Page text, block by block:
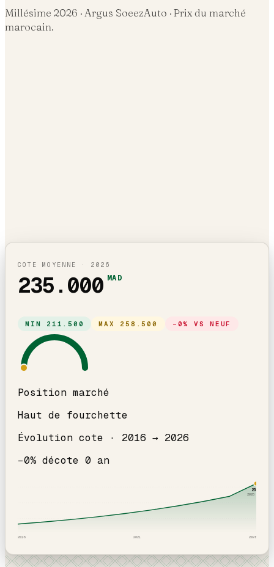
Millésime 2026 · Argus SoeezAuto · Prix du marché
marocain.
COTE MOYENNE · 2026
235.000 MAD
MIN 211.500 MAX 258.500 − 0% VS NEUF
Position marché
Haut de fourchette
Évolution cote · 2016 → 2026
−0% décote 0 an
235
2026· ICI
2016 2021 2026